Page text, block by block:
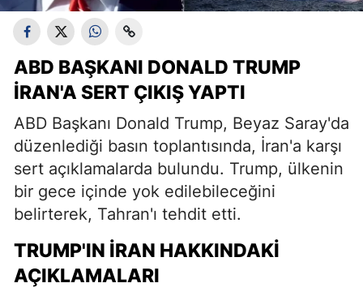
ABD BAŞKANI DONALD TRUMP
İRAN'A SERT ÇIKIŞ YAPTI
ABD Başkanı Donald Trump, Beyaz Saray'da
düzenlediği basın toplantısında, İran'a karşı
sert açıklamalarda bulundu. Trump, ülkenin
bir gece içinde yok edilebileceğini
belirterek, Tahran'ı tehdit etti.
TRUMP'IN İRAN HAKKINDAKI
AÇIKLAMALARI